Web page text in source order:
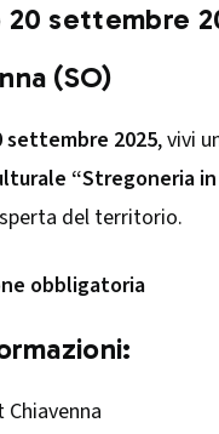
20 settembre
(SO)
settembre 2025, vivi
“Stregoneria in
del territorio.
obbligatoria
Chiavenna